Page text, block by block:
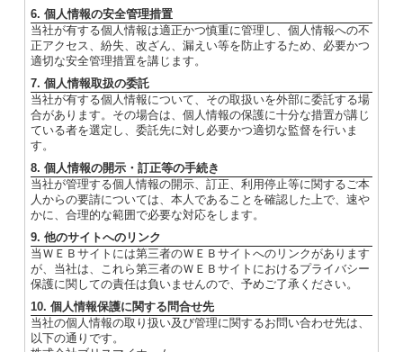
6. 個人情報の安全管理措置
当社が有する個人情報は適正かつ慎重に管理し、個人情報への不
正アクセス、紛失、改ざん、漏えい等を防止するため、必要かつ
適切な安全管理措置を講じます。
7. 個人情報取扱の委託
当社が有する個人情報について、その取扱いを外部に委託する場
合があります。その場合は、個人情報の保護に十分な措置が講じ
ている者を選定し、委託先に対し必要かつ適切な監督を行いま
す。
8. 個人情報の開示・訂正等の手続き
当社が管理する個人情報の開示、訂正、利用停止等に関するご本
人からの要請については、本人であることを確認した上で、速や
かに、合理的な範囲で必要な対応をします。
9. 他のサイトへのリンク
当ＷＥＢサイトには第三者のＷＥＢサイトへのリンクがあります
が、当社は、これら第三者のＷＥＢサイトにおけるプライバシー
保護に関しての責任は負いませんので、予めご了承ください。
10. 個人情報保護に関する問合せ先
当社の個人情報の取り扱い及び管理に関するお問い合わせ先は、
以下の通りです。